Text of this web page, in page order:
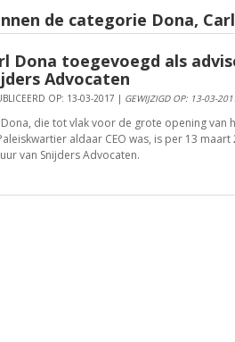
de categorie Dona,
Dona toegevoegd als
Advocaten
OP: 13-03-2017 | GEWIJZIGD OP: 13-03-
die tot vlak voor de grote opening van
aldaar CEO was, is per 13
van Snijders Advocaten.